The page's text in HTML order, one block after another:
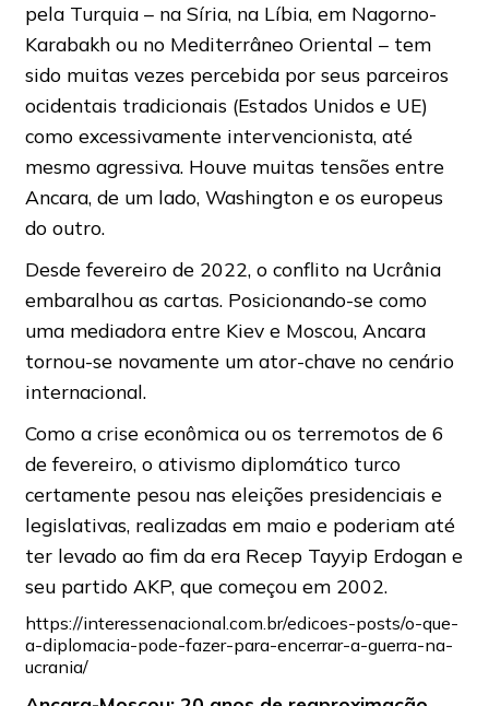
pela Turquia – na Síria, na Líbia, em Nagorno-
Karabakh ou no Mediterrâneo Oriental – tem
sido muitas vezes percebida por seus parceiros
ocidentais tradicionais (Estados Unidos e UE)
como excessivamente intervencionista, até
mesmo agressiva. Houve muitas tensões entre
Ancara, de um lado, Washington e os europeus
do outro.
Desde fevereiro de 2022, o conflito na Ucrânia
embaralhou as cartas. Posicionando-se como
uma mediadora entre Kiev e Moscou, Ancara
tornou-se novamente um ator-chave no cenário
internacional.
Como a crise econômica ou os terremotos de 6
de fevereiro, o ativismo diplomático turco
certamente pesou nas eleições presidenciais e
legislativas, realizadas em maio e poderiam até
ter levado ao fim da era Recep Tayyip Erdogan e
seu partido AKP, que começou em 2002.
https://interessenacional.com.br/edicoes-posts/o-que-
a-diplomacia-pode-fazer-para-encerrar-a-guerra-na-
ucrania/